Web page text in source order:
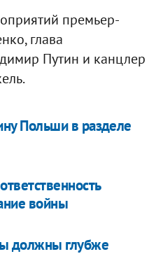
премьер-
глава
Путин и канцлер
Польши в разделе
войны
должны глубже